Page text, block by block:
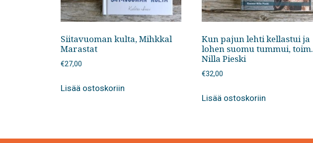
Siitavuoman kulta, Mihkkal
Marastat
€27,00
Lisää ostoskoriin
Kun pajun lehti kellastui ja
lohen suomu tummui, toim.
Nilla Pieski
€32,00
Lisää ostoskoriin